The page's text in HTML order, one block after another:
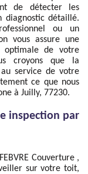
de détecter les
diagnostic détaillé.
ou un
vous assure une
optimale de votre
croyons que la
service de votre
ce que nous
à Juilly, 77230.
inspection par
Couverture ,
sur votre toit,